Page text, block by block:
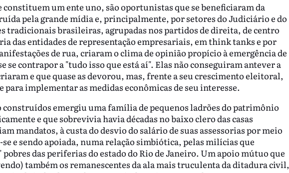
constituem um ente uno, são oportunistas que se beneficiaram da
pela grande mídia e, principalmente, por setores do Judiciário e do
tradicionais brasileiras, agrupadas nos partidos de direita, de centro
das entidades de representação empresariais, em think tanks e por
de rua, criaram o clima de opinião propício à emergência de
se contrapor a "tudo isso que está aí". Elas não conseguiram antever a
e que quase as devorou, mas, frente a seu crescimento eleitoral,
para implementar as medidas econômicas de seu interesse.
construídos emergiu uma família de pequenos ladrões do patrimônio
e que sobrevivia havia décadas no baixo clero das casas
mandatos, à custa do desvio do salário de suas assessorias por meio
e sendo apoiada, numa relação simbiótica, pelas milícias que
das periferias do estado do Rio de Janeiro. Um apoio mútuo que
também os remanescentes da ala mais truculenta da ditadura civil,